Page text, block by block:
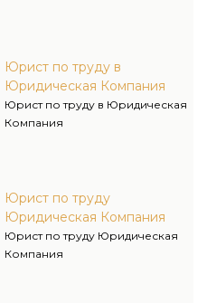
Юрист по труду в
Юридическая Компания
Юрист по труду в Юридическая
Компания
Юрист по труду
Юридическая Компания
Юрист по труду Юридическая
Компания